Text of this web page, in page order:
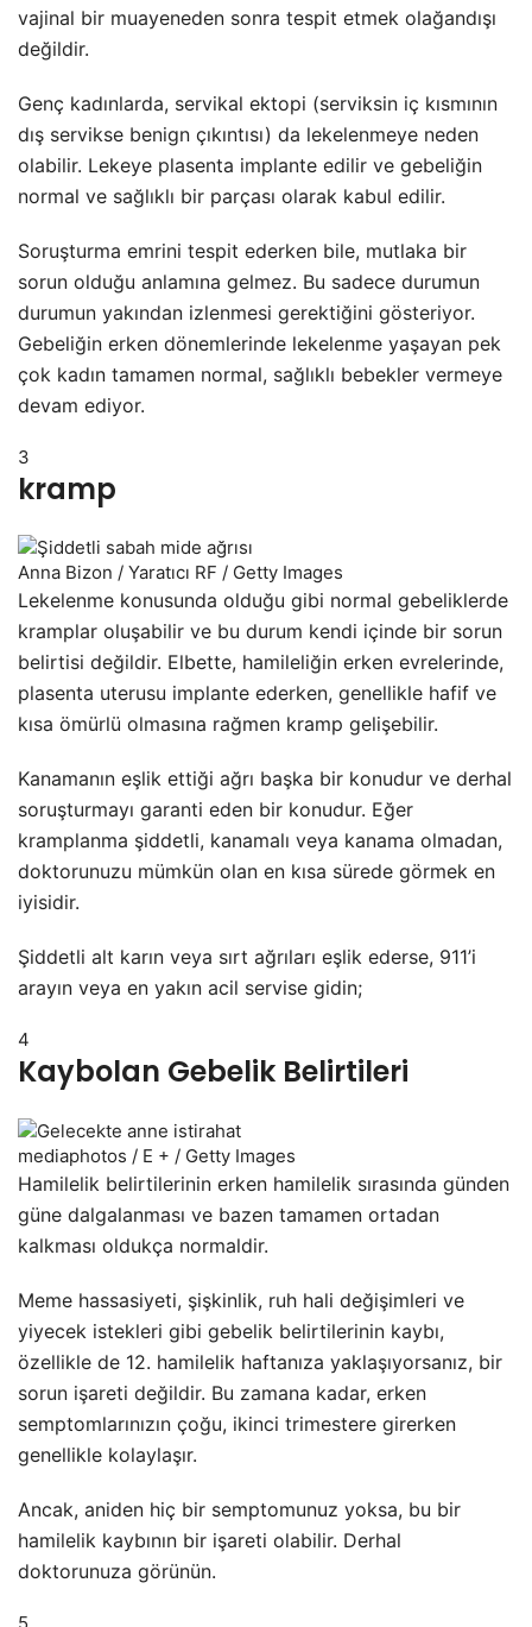
vajinal bir muayeneden sonra tespit etmek olağandışı
değildir.
Genç kadınlarda, servikal ektopi (serviksin iç kısmının
dış servikse benign çıkıntısı) da lekelenmeye neden
olabilir. Lekeye plasenta implante edilir ve gebeliğin
normal ve sağlıklı bir parçası olarak kabul edilir.
Soruşturma emrini tespit ederken bile, mutlaka bir
sorun olduğu anlamına gelmez. Bu sadece durumun
durumun yakından izlenmesi gerektiğini gösteriyor.
Gebeliğin erken dönemlerinde lekelenme yaşayan pek
çok kadın tamamen normal, sağlıklı bebekler vermeye
devam ediyor.
3
kramp
Anna Bizon / Yaratıcı RF / Getty Images
Lekelenme konusunda olduğu gibi normal gebeliklerde
kramplar oluşabilir ve bu durum kendi içinde bir sorun
belirtisi değildir. Elbette, hamileliğin erken evrelerinde,
plasenta uterusu implante ederken, genellikle hafif ve
kısa ömürlü olmasına rağmen kramp gelişebilir.
Kanamanın eşlik ettiği ağrı başka bir konudur ve derhal
soruşturmayı garanti eden bir konudur. Eğer
kramplanma şiddetli, kanamalı veya kanama olmadan,
doktorunuzu mümkün olan en kısa sürede görmek en
iyisidir.
Şiddetli alt karın veya sırt ağrıları eşlik ederse, 911’i
arayın veya en yakın acil servise gidin;
4
Kaybolan Gebelik Belirtileri
mediaphotos / E + / Getty Images
Hamilelik belirtilerinin erken hamilelik sırasında günden
güne dalgalanması ve bazen tamamen ortadan
kalkması oldukça normaldir.
Meme hassasiyeti, şişkinlik, ruh hali değişimleri ve
yiyecek istekleri gibi gebelik belirtilerinin kaybı,
özellikle de 12. hamilelik haftanıza yaklaşıyorsanız, bir
sorun işareti değildir. Bu zamana kadar, erken
semptomlarınızın çoğu, ikinci trimestere girerken
genellikle kolaylaşır.
Ancak, aniden hiç bir semptomunuz yoksa, bu bir
hamilelik kaybının bir işareti olabilir. Derhal
doktorunuza görünün.
5